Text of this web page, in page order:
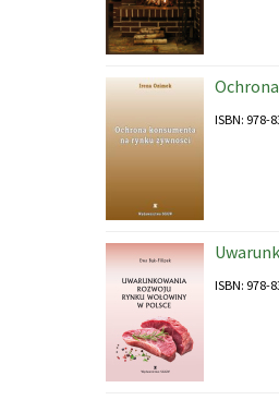
ISBN: 978-
ISBN: 978-